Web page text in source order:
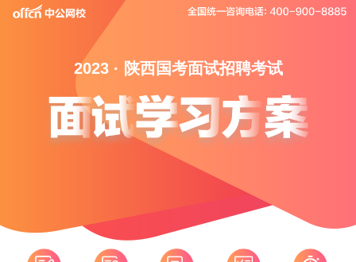
2023 · 陕西国考面试招聘考试